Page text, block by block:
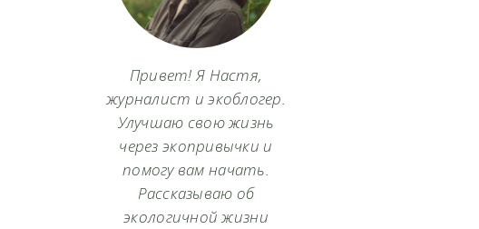
Привет! Я Настя,
журналист и экоблогер.
Улучшаю свою жизнь
через экопривычки и
помогу вам начать.
Рассказываю об
экологичной жизни